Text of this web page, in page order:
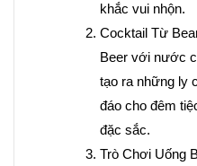
khắc vui nhộn.
Cocktail Từ
Beer với nước
tạo ra những ly
đáo cho đêm
đặc sắc.
Trò Chơi Uống